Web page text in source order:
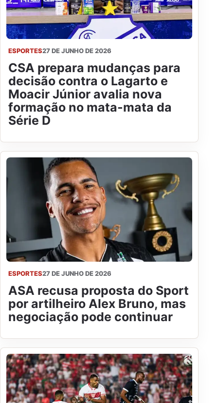
ESPORTES27 DE JUNHO DE 2026
CSA prepara mudanças para
decisão contra o Lagarto e
Moacir Júnior avalia nova
formação no mata-mata da
Série D
ESPORTES27 DE JUNHO DE 2026
ASA recusa proposta do Sport
por artilheiro Alex Bruno, mas
negociação pode continuar